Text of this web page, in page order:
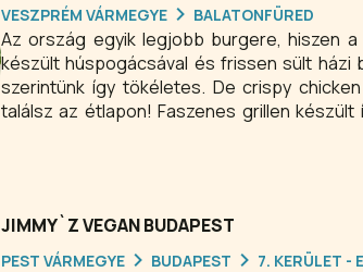
VESZPRÉM VÁRMEGYE BALATONFÜRED
Az ország egyik legjobb burgere, hiszen
készült húspogácsával és frissen sült házi
szerintünk így tökéletes. De crispy
találsz az étlapon! Faszenes grillen
JIMMY`Z VEGAN BUDAPEST
PEST VÁRMEGYE BUDAPEST 7. KERÜLET -